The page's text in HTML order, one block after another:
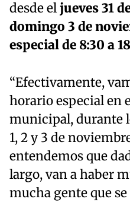
desde eljueves 31
domingo 3 de
especial de 8:30 a
“Efectivamente,
horario especial en
municipal, durante
1, 2 y 3 de
entendemos que
largo, van a haber
mucha gente que se